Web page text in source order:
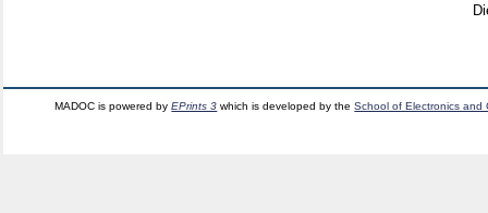
MADOC is powered byEPrints 3 which is developed by theSchool of Electronics and